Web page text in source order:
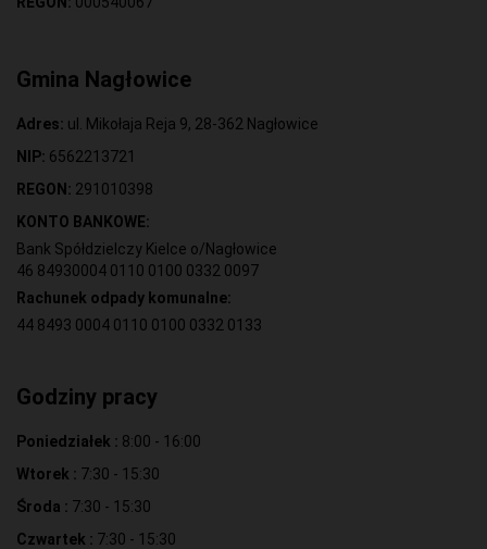
Gmina Nagłowice
Adres: ul. Mikołaja Reja 9, 28-362 Nagłowice
NIP: 6562213721
REGON: 291010398
KONTO BANKOWE:
Bank Spółdzielczy Kielce o/Nagłowice
46 84930004 0110 0100 0332 0097
Rachunek odpady komunalne:
44 8493 0004 0110 0100 0332 0133
Godziny pracy
Poniedziałek : 8:00 - 16:00
Wtorek : 7:30 - 15:30
Środa : 7:30 - 15:30
Czwartek : 7:30 - 15:30